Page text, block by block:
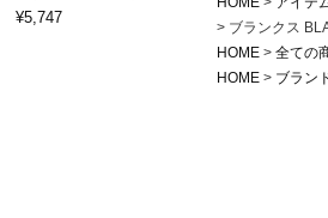
ブランクス
HOME
全ての
HOME
ブラン
¥5,747